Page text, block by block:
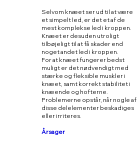
Selvom knæet ser ud til at være
et simpelt led, er det et af de
mest komplekse led i kroppen.
Knæet er desuden utroligt
tilbøjeligt til at få skader end
noget andet led i kroppen.
For at knæet fungerer bedst
muligt er det nødvendigt med
stærke og fleksible muskler i
knæet, samt korrekt stabilitet i
knæende og hofterne.
Problemerne opstår, når nogle af
disse delelementer beskadiges
eller irriteres.
Årsager